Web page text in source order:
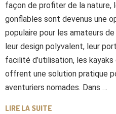
façon de profiter de la nature,
gonflables sont devenus une
populaire pour les amateurs de
leur design polyvalent, leur
facilité d’utilisation, les kayaks
offrent une solution pratique
aventuriers nomades. Dans …
LIRE LA SUITELES KAYAKS